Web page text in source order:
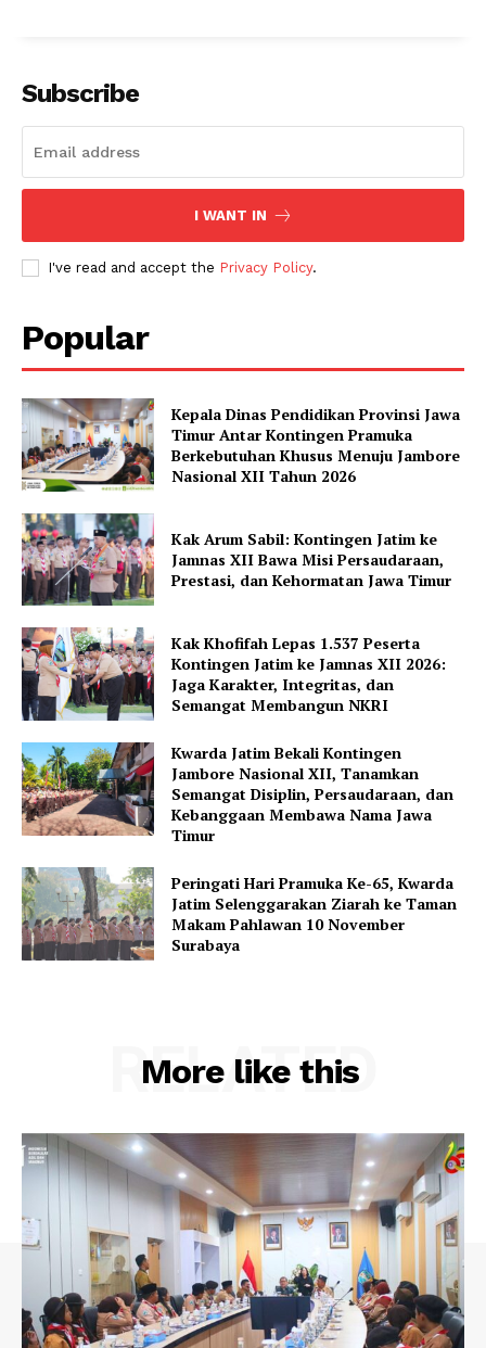
Subscribe
I WANT IN
I've read and accept the Privacy Policy.
Popular
Kepala Dinas Pendidikan Provinsi Jawa
Timur Antar Kontingen Pramuka
Berkebutuhan Khusus Menuju Jambore
Nasional XII Tahun 2026
Kak Arum Sabil: Kontingen Jatim ke
Jamnas XII Bawa Misi Persaudaraan,
Prestasi, dan Kehormatan Jawa Timur
Kak Khofifah Lepas 1.537 Peserta
Kontingen Jatim ke Jamnas XII 2026:
Jaga Karakter, Integritas, dan
Semangat Membangun NKRI
Kwarda Jatim Bekali Kontingen
Jambore Nasional XII, Tanamkan
Semangat Disiplin, Persaudaraan, dan
Kebanggaan Membawa Nama Jawa
Timur
Peringati Hari Pramuka Ke-65, Kwarda
Jatim Selenggarakan Ziarah ke Taman
Makam Pahlawan 10 November
Surabaya
More like this
RELATED